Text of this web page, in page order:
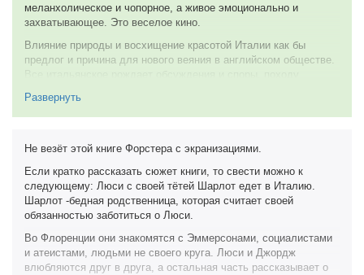
меланхолическое и чопорное, а живое эмоционально и
захватывающее. Это веселое кино.
Влияние природы и восхищение красотой Италии как бы
предлог и причина для нового веяния в английском обществе.
нечто лучшее, как в доброй сказке. А новые приятные чувства
и эмоции привносят небывалую теплоту и взаимопонимание в
духовных перемен и смена культурных ценностей в
так и в фильме. Все происходит в новом, оживленном темпо-
ритме. Уже нет холодной эмоциональности или сухости,
напротив, а главные герои Люси и Джордж, в исполнении
Элейн Кэссиди и Рейфа Сполла, демонстрируют желание
оторваться от привычной обыденности и влияния английского
этикета. Горячее вольнодумие завладевает умами старшего
поколения.
Развернуть
Не везёт этой книге Форстера с экранизациями.
Если кратко рассказать сюжет книги, то свести можно к
следующему: Люси с своей тётей Шарлот едет в Италию.
Шарлот -бедная родственница, которая считает своей
обязанностью заботиться о Люси.
Во Флоренции они знакомятся с Эммерсонами, социалистами
и атеистами, людьми не своего круга. Люси и Джордж
влюбляются друг в друга, а остальная часть рассказывает о